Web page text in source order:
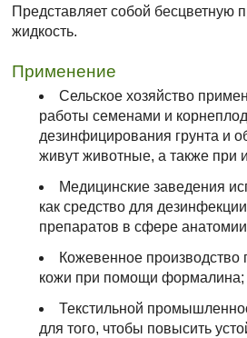
Представляет собой бесцветную
жидкость.
Применение
Сельское хозяйство
работы семенами и
дезинфицирования грунта и
живут животные, а также при
Медицинские заведения
как средство для
препаратов в сфере
Кожевенное производство
кожи при помощи формалина;
Текстильной
для того, чтобы повысить